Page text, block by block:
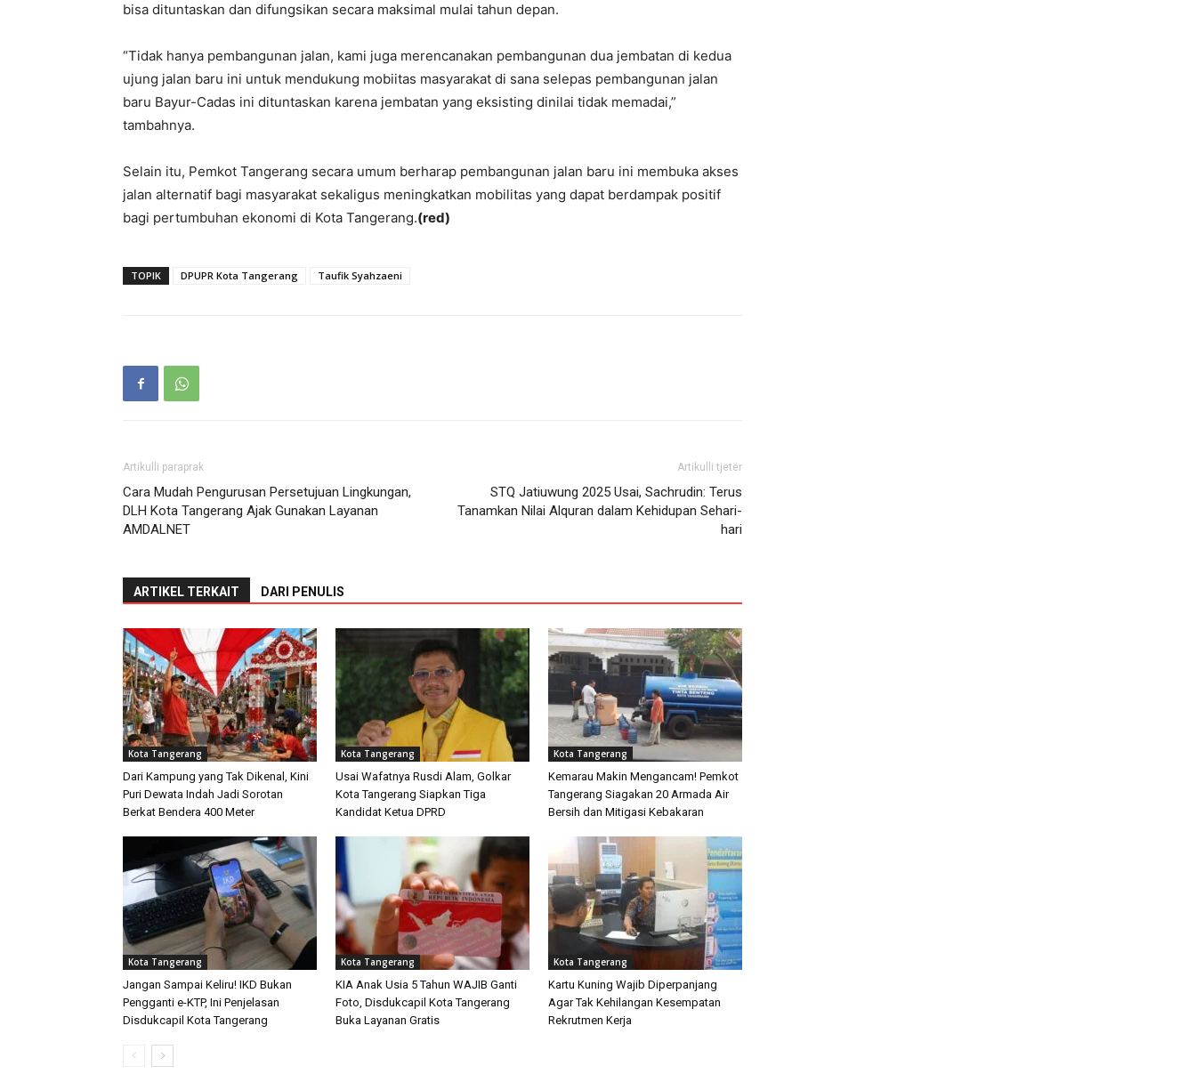
bisa dituntaskan dan difungsikan secara maksimal mulai tahun depan.
“Tidak hanya pembangunan jalan, kami juga merencanakan pembangunan dua jembatan di kedua
ujung jalan baru ini untuk mendukung mobiitas masyarakat di sana selepas pembangunan jalan
baru Bayur-Cadas ini dituntaskan karena jembatan yang eksisting dinilai tidak memadai,”
tambahnya.
Selain itu, Pemkot Tangerang secara umum berharap pembangunan jalan baru ini membuka akses
jalan alternatif bagi masyarakat sekaligus meningkatkan mobilitas yang dapat berdampak positif
bagi pertumbuhan ekonomi di Kota Tangerang.(red)
TOPIK DPUPR Kota Tangerang Taufik Syahzaeni
Artikulli paraprak
Cara Mudah Pengurusan Persetujuan Lingkungan,
DLH Kota Tangerang Ajak Gunakan Layanan
AMDALNET
Artikulli tjetër
STQ Jatiuwung 2025 Usai, Sachrudin: Terus
Tanamkan Nilai Alquran dalam Kehidupan Sehari-
hari
ARTIKEL TERKAIT DARI PENULIS
Kota Tangerang
Dari Kampung yang Tak Dikenal, Kini
Puri Dewata Indah Jadi Sorotan
Berkat Bendera 400 Meter
Kota Tangerang
Usai Wafatnya Rusdi Alam, Golkar
Kota Tangerang Siapkan Tiga
Kandidat Ketua DPRD
Kota Tangerang
Kemarau Makin Mengancam! Pemkot
Tangerang Siagakan 20 Armada Air
Bersih dan Mitigasi Kebakaran
Kota Tangerang
Jangan Sampai Keliru! IKD Bukan
Pengganti e-KTP, Ini Penjelasan
Disdukcapil Kota Tangerang
Kota Tangerang
KIA Anak Usia 5 Tahun WAJIB Ganti
Foto, Disdukcapil Kota Tangerang
Buka Layanan Gratis
Kota Tangerang
Kartu Kuning Wajib Diperpanjang
Agar Tak Kehilangan Kesempatan
Rekrutmen Kerja